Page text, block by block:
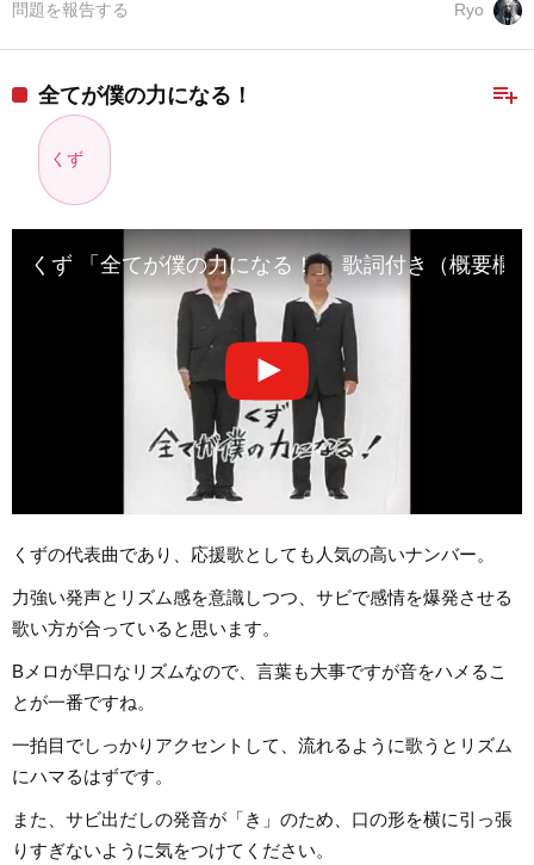
Ryo
問題を報告する
playlist_add
全てが僕の力になる！
くず
くず 「全てが僕の力になる！」 歌詞付き（概要欄）
くずの代表曲であり、応援歌としても人気の高いナンバー。
力強い発声とリズム感を意識しつつ、サビで感情を爆発させる
歌い方が合っていると思います。
Bメロが早口なリズムなので、言葉も大事ですが音をハメるこ
とが一番ですね。
一拍目でしっかりアクセントして、流れるように歌うとリズム
にハマるはずです。
また、サビ出だしの発音が「き」のため、口の形を横に引っ張
りすぎないように気をつけてください。